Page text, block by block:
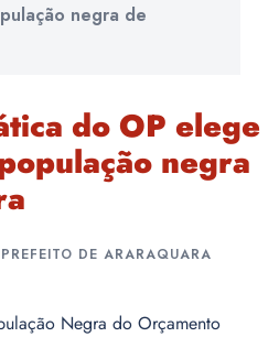
negra de
do OP elege
negra
PREFEITO DE ARARAQUARA
Negra do Orçamento